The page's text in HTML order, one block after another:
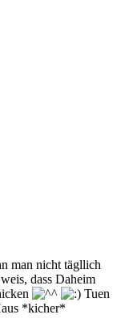
man nicht tägllich
dass Daheim
Tuen
*kicher*